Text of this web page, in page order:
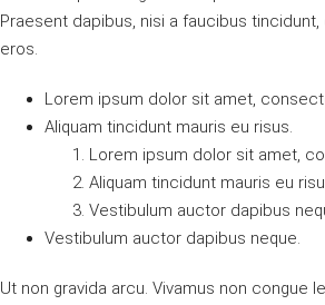
Praesent dapibus, nisi a faucibus
eros.
Lorem ipsum dolor sit amet,
Aliquam tincidunt mauris eu risus.
Lorem ipsum dolor sit amet,
Aliquam tincidunt mauris eu
Vestibulum auctor dapibus
Vestibulum auctor dapibus neque.
Ut non gravida arcu. Vivamus non congue